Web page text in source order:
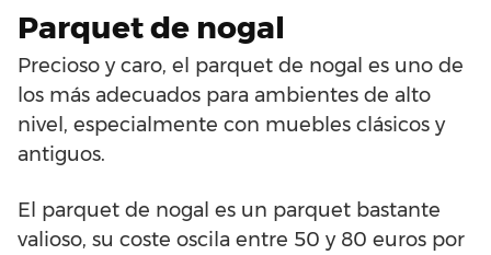
Parquet de nogal
Precioso y caro, el parquet de nogal es uno de
los más adecuados para ambientes de alto
nivel, especialmente con muebles clásicos y
antiguos.
El parquet de nogal es un parquet bastante
valioso, su coste oscila entre 50 y 80 euros por